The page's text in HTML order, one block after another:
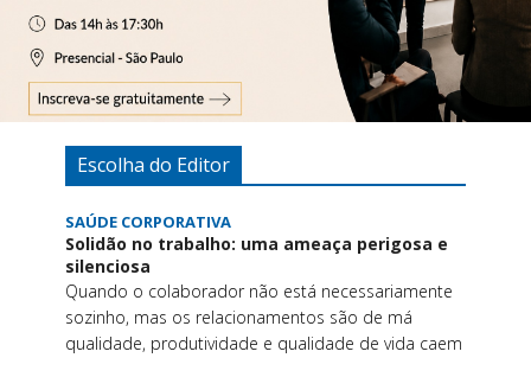
Escolha do Editor
SAÚDE CORPORATIVA
Solidão no trabalho: uma ameaça perigosa e
silenciosa
Quando o colaborador não está necessariamente
sozinho, mas os relacionamentos são de má
qualidade, produtividade e qualidade de vida caem